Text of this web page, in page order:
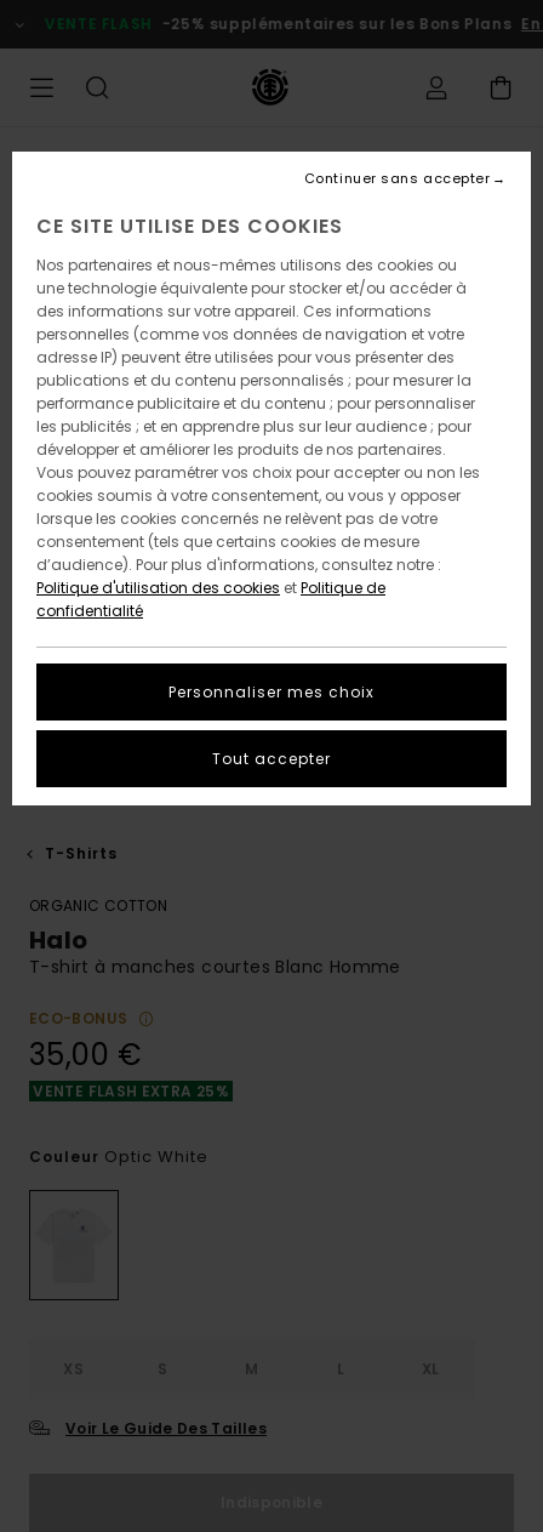
l'information
VENTE FLASH -25% supplémentaires sur les Bons Plans En
T-Shirts
ORGANIC COTTON
Halo
T-shirt à manches courtes Blanc Homme
ECO-BONUS
35,00 €
VENTE FLASH EXTRA 25%
Couleur Optic White
XS S M L XL
Voir Le Guide Des Tailles
CE SITE UTILISE DES COOKIES
Nos partenaires et nous-mêmes utilisons des cookies ou
une technologie équivalente pour stocker et/ou accéder à
des informations sur votre appareil. Ces informations
personnelles (comme vos données de navigation et votre
adresse IP) peuvent être utilisées pour vous présenter des
publications et du contenu personnalisés ; pour mesurer la
performance publicitaire et du contenu ; pour personnaliser
les publicités ; et en apprendre plus sur leur audience ; pour
développer et améliorer les produits de nos partenaires.
Vous pouvez paramétrer vos choix pour accepter ou non les
cookies soumis à votre consentement, ou vous y opposer
lorsque les cookies concernés ne relèvent pas de votre
consentement (tels que certains cookies de mesure
d’audience). Pour plus d'informations, consultez notre :
Politique d'utilisation des cookies etPolitique de
confidentialité
Personnaliser mes choix
Continuer sans accepter
Tout accepter